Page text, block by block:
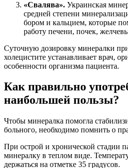
«Свалява». Украинская
средней степени
бором и кальцием, которые
работу печени, почек,
Суточную дозировку минералки
холецистите устанавливает врач,
особенности организма пациента.
Как правильно
наибольшей пользы?
Чтобы минералка помогла
больного, необходимо помнить о
При острой и хронической стадии
минералку в теплом виде.
держаться на отметке 35 градусов.